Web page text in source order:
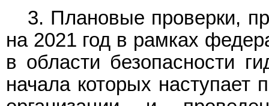
3. Плановые проверки,
на 2021 год в рамках
в области безопасности
начала которых наступает